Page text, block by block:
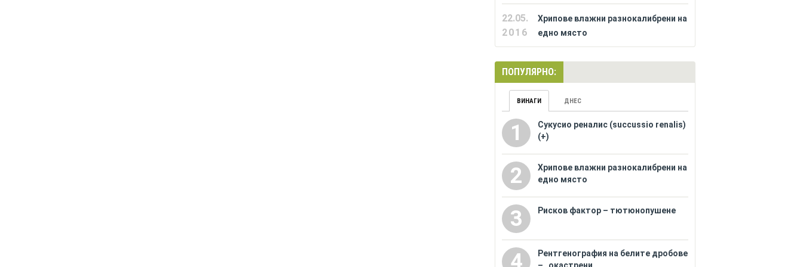
22.05.
2016
Хрипове влажни разнокалибрени на
едно място
ПОПУЛЯРНО:
ВИНАГИ ДНЕС
1
Сукусио реналис (succussio renalis)
(+)
2
Хрипове влажни разнокалибрени на
едно място
3 Рисков фактор – тютюнопушене
4
Рентгенография на белите дробове